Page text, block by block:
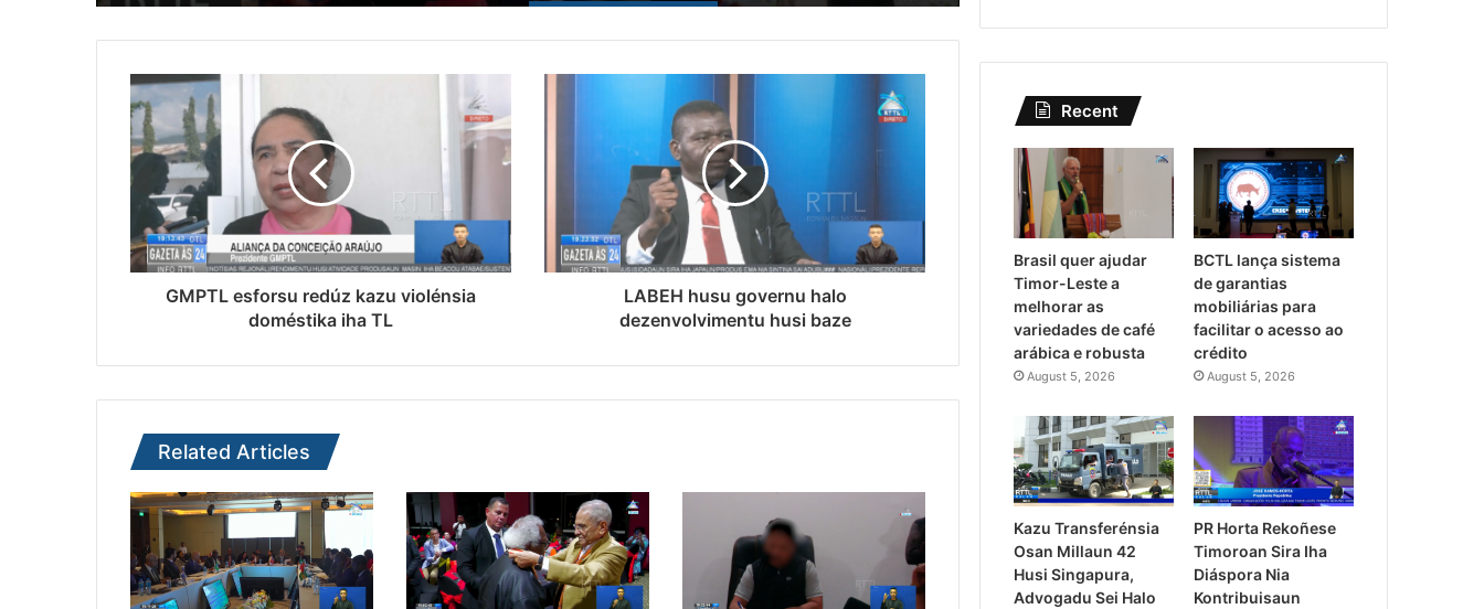
GMPTL esforsu redúz kazu violénsia
doméstika iha TL
LABEH husu governu halo
dezenvolvimentu husi baze
Related Articles
Recent
Brasil quer ajudar
Timor-Leste a
melhorar as
variedades de café
arábica e robusta
August 5, 2026
BCTL lança sistema
de garantias
mobiliárias para
facilitar o acesso ao
crédito
August 5, 2026
Kazu Transferénsia
Osan Millaun 42
Husi Singapura,
Advogadu Sei Halo
PR Horta Rekoñese
Timoroan Sira Iha
Diáspora Nia
Kontribuisaun